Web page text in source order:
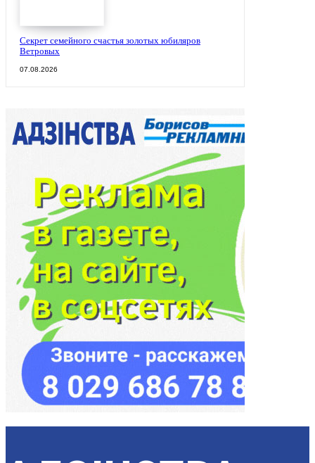
Секрет семейного счастья золотых юбиляров
Ветровых
07.08.2026